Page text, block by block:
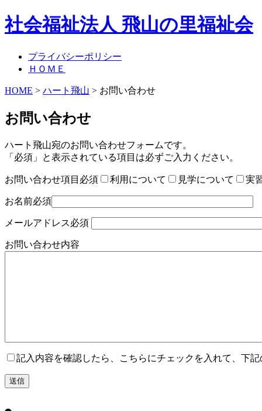
社会福祉法人 飛山の里福祉会
プライバシーポリシー
ＨＯＭＥ
HOME > ハート飛山 > お問い合わせ
お問い合わせ
ハート飛山宛のお問い合わせフォームです。
「必須」と表示されている項目は必ずご入力ください。
お問い合わせ項目 必須 利用について 見学について 実
お名前必須
メールアドレス必須
お問い合わせ内容
記入内容を確認したら、こちらにチェックを入れて、下